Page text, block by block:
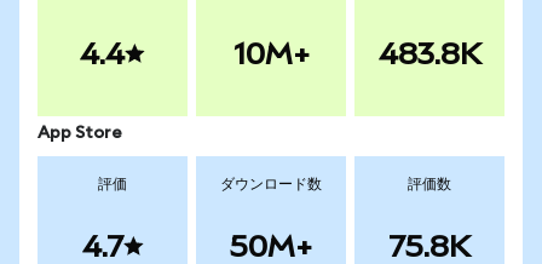
4.4 10M+ 483.8K
App Store
評価
4.7
ダウンロード数
50M+
評価数
75.8K